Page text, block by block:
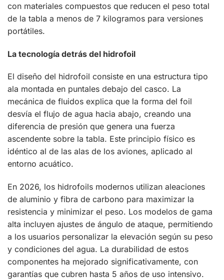
con materiales compuestos que reducen el peso total
de la tabla a menos de 7 kilogramos para versiones
portátiles.
La tecnología detrás del hidrofoil
El diseño del hidrofoil consiste en una estructura tipo
ala montada en puntales debajo del casco. La
mecánica de fluidos explica que la forma del foil
desvía el flujo de agua hacia abajo, creando una
diferencia de presión que genera una fuerza
ascendente sobre la tabla. Este principio físico es
idéntico al de las alas de los aviones, aplicado al
entorno acuático.
En 2026, los hidrofoils modernos utilizan aleaciones
de aluminio y fibra de carbono para maximizar la
resistencia y minimizar el peso. Los modelos de gama
alta incluyen ajustes de ángulo de ataque, permitiendo
a los usuarios personalizar la elevación según su peso
y condiciones del agua. La durabilidad de estos
componentes ha mejorado significativamente, con
garantías que cubren hasta 5 años de uso intensivo.